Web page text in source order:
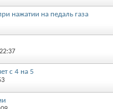
нажатии на педаль газа
с 4 на 5